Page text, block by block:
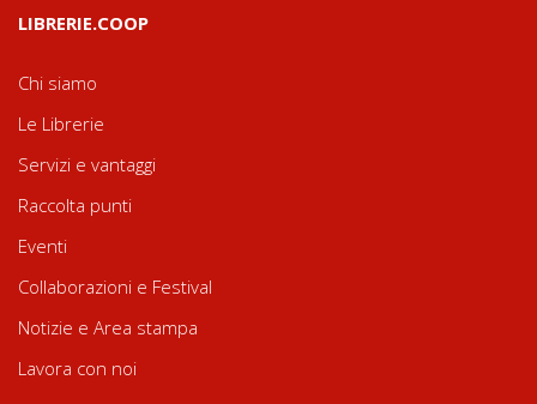
LIBRERIE.COOP
Chi siamo
Le Librerie
Servizi e vantaggi
Raccolta punti
Eventi
Collaborazioni e Festival
Notizie e Area stampa
Lavora con noi